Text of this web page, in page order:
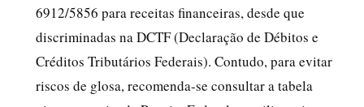
6912/5856 para receitas financeiras, desde que
discriminadas na DCTF (Declaração de Débitos e
Créditos Tributários Federais). Contudo, para evitar
riscos de glosa, recomenda-se consultar a tabela